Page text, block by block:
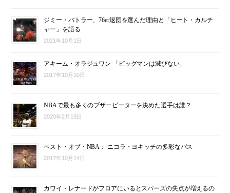
ジミー・バトラー、76er退団を選んだ理由と「ヒート・カルチ
ャー」を語る
2021年10月1日
アキーム・オラジュワン 「ビッグマンは滅びない」
2017年10月10日
NBAで最も多くのブザービーターを決めた選手は誰？
2020年2月19日
ベスト・オブ・NBA： ニコラ・ヨキッチの多彩なパス
2017年10月14日
カワイ・レナードがフロアにいるとスパーズの失点が増えるの